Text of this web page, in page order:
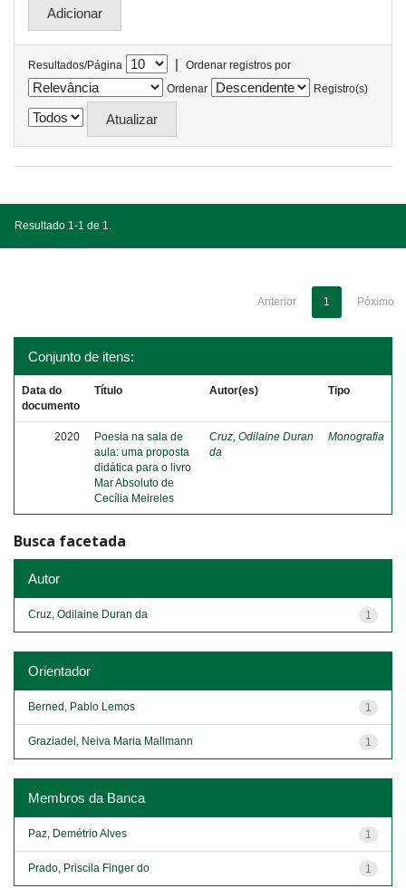
Resultados/Página |
Ordenar registros por
Ordenar
Registro(s)
Resultado 1-1 de 1.
Anterior 1 Póximo
Conjunto de itens:
Data do
documento
Título Autor(es) Tipo
2020
Poesia na sala de
aula: uma proposta
didática para o livro
Mar Absoluto de
Cecília Meireles
Cruz, Odilaine Duran
da
Monografia
Busca facetada
Autor
1
Cruz, Odilaine Duran da
Orientador
1
Berned, Pablo Lemos
1
Graziadei, Neiva Maria Mallmann
Membros da Banca
1
Paz, Demétrio Alves
1
Prado, Priscila Finger do